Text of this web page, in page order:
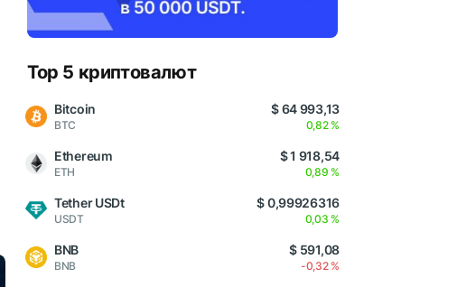
Top 5 криптовалют
Bitcoin
BTC
$ 64 993,13
0,82 %
Ethereum
ETH
$ 1 918,54
0,89 %
Tether USDt
USDT
$ 0,99926316
0,03 %
BNB
BNB
$ 591,08
-0,32 %